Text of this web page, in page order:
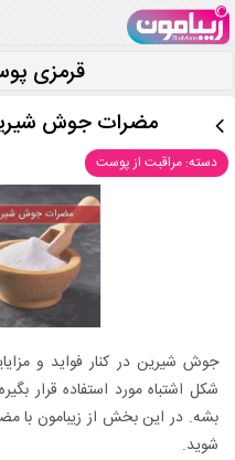
قرمزی
مضرات جوش
دسته: مراقبت از پوست
جوش شیرین در کنار فواید و
شکل اشتباه مورد استفاده قرار
بشه. در این بخش از زیبامون با
شوید.